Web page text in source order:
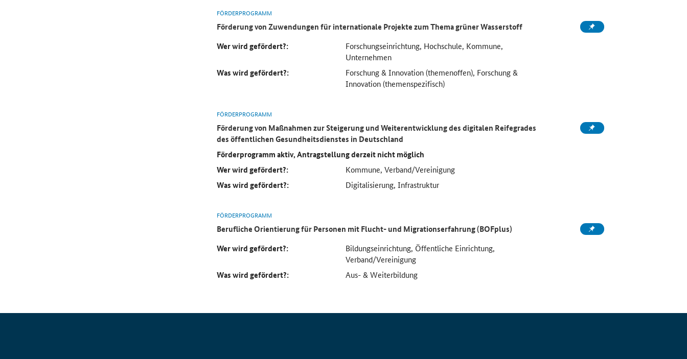
FÖRDERPROGRAMM
Förderung von Zuwendungen für internationale Projekte zum Thema grüner Wasserstoff
Wer wird gefördert?:
Forschungseinrichtung, Hochschule, Kommune,
Unternehmen
Was wird gefördert?:
Forschung & Innovation (themenoffen), Forschung &
Innovation (themenspezifisch)
FÖRDERPROGRAMM
Förderung von Maßnahmen zur Steigerung und Weiterentwicklung des digitalen Reifegrades
des öffentlichen Gesundheitsdienstes in Deutschland
Förderprogramm aktiv, Antragstellung derzeit nicht möglich
Wer wird gefördert?:
Kommune, Verband/Vereinigung
Was wird gefördert?: Digitalisierung, Infrastruktur
FÖRDERPROGRAMM
Berufliche Orientierung für Personen mit Flucht- und Migrationserfahrung (BOFplus)
Wer wird gefördert?:
Bildungseinrichtung, Öffentliche Einrichtung,
Verband/Vereinigung
Was wird gefördert?: Aus- & Weiterbildung